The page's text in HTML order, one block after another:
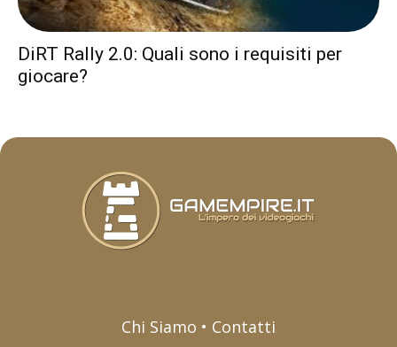
DiRT Rally 2.0: Quali sono i requisiti per
giocare?
Chi Siamo • Contatti